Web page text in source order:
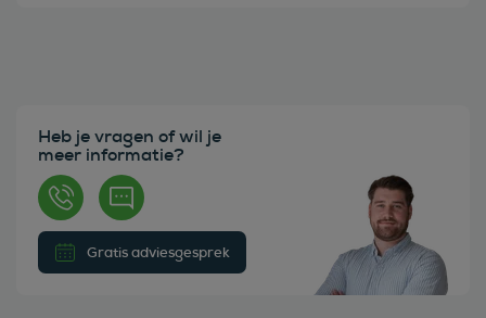
Heb je vragen of wil je
meer informatie?
Gratis adviesgesprek